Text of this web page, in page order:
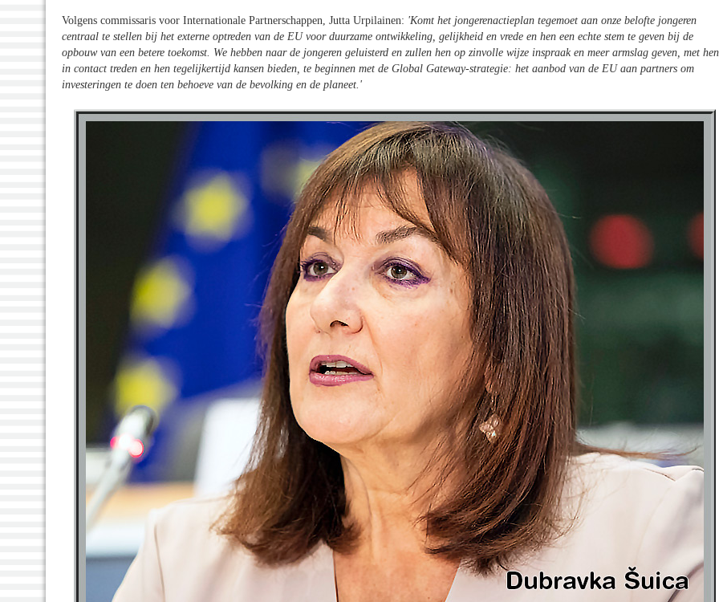
Volgens commissaris voor Internationale Partnerschappen, Jutta Urpilainen: 'Komt het jongerenactieplan tegemoet aan onze belofte jongeren
centraal te stellen bij het externe optreden van de EU voor duurzame ontwikkeling, gelijkheid en vrede en hen een echte stem te geven bij de
opbouw van een betere toekomst. We hebben naar de jongeren geluisterd en zullen hen op zinvolle wijze inspraak en meer armslag geven, met hen
in contact treden en hen tegelijkertijd kansen bieden, te beginnen met de Global Gateway-strategie: het aanbod van de EU aan partners om
investeringen te doen ten behoeve van de bevolking en de planeet. '